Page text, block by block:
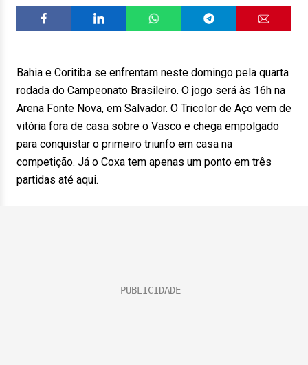
Bahia e Coritiba se enfrentam neste domingo pela quarta
rodada do Campeonato Brasileiro. O jogo será às 16h na
Arena Fonte Nova, em Salvador. O Tricolor de Aço vem de
vitória fora de casa sobre o Vasco e chega empolgado
para conquistar o primeiro triunfo em casa na
competição. Já o Coxa tem apenas um ponto em três
partidas até aqui.